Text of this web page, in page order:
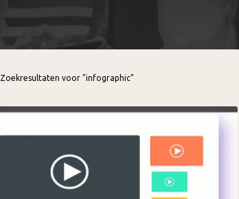
Zoekresultaten voor "infographic"